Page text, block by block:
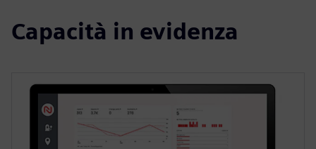
Capacità in evidenza